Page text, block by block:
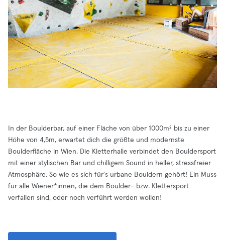
In der Boulderbar, auf einer Fläche von über 1000m² bis zu einer
Höhe von 4,5m, erwartet dich die größte und modernste
Boulderfläche in Wien. Die Kletterhalle verbindet den Bouldersport
mit einer stylischen Bar und chilligem Sound in heller, stressfreier
Atmosphäre. So wie es sich für's urbane Bouldern gehört! Ein Muss
für alle Wiener*innen, die dem Boulder- bzw. Klettersport
verfallen sind, oder noch verführt werden wollen!